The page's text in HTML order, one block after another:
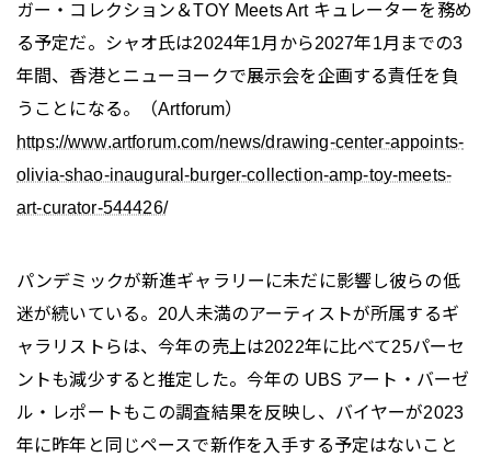
ガー・コレクション＆TOY Meets Art キュレーターを務め
る予定だ。シャオ氏は2024年1月から2027年1月までの3
年間、香港とニューヨークで展示会を企画する責任を負
うことになる。（Artforum）
https://www.artforum.com/news/drawing-center-appoints-
olivia-shao-inaugural-burger-collection-amp-toy-meets-
art-curator-544426/
パンデミックが新進ギャラリーに未だに影響し彼らの低
迷が続いている。20人未満のアーティストが所属するギ
ャラリストらは、今年の売上は2022年に比べて25パーセ
ントも減少すると推定した。今年の UBS アート・バーゼ
ル・レポートもこの調査結果を反映し、バイヤーが2023
年に昨年と同じペースで新作を入手する予定はないこと